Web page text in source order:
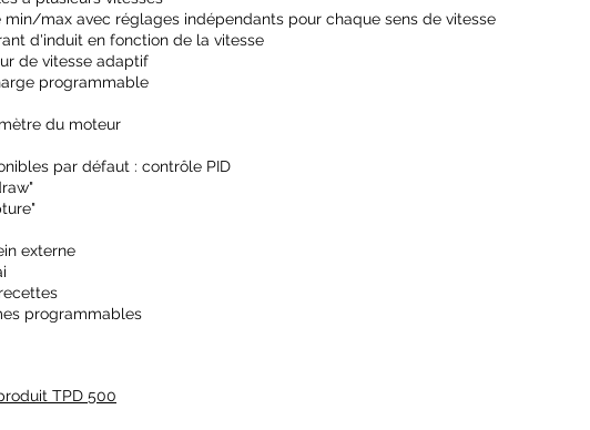
min/max avec réglages indépendants pour chaque sens de vitesse
d'induit en fonction de la vitesse
de vitesse adaptif
programmable
du moteur
par défaut : contrôle PID
externe
programmables
TPD 500